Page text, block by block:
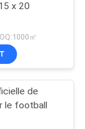
x 20
㎡
de
le football